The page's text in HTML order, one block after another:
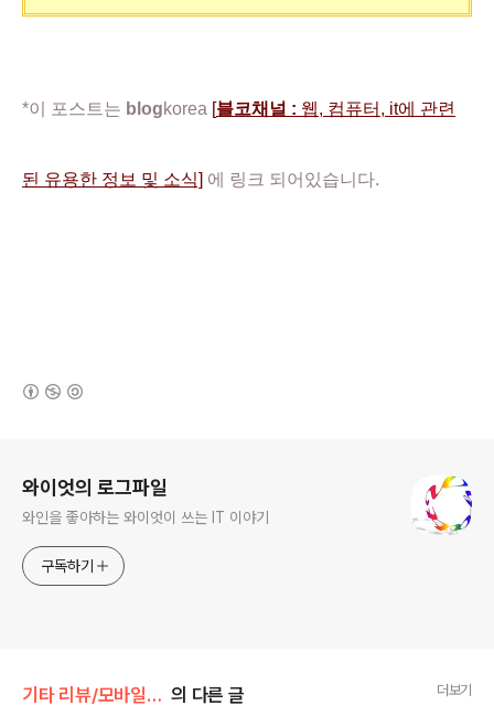
*이 포스트는 blogkorea [블코채널 : 웹, 컴퓨터, it에 관련
된 유용한 정보 및 소식] 에 링크 되어있습니다.
와이엇의 로그파일
와인을 좋아하는 와이엇이 쓰는 IT 이야기
구독하기
기타 리뷰/모바일 앱 리뷰 의 다른 글 더보기